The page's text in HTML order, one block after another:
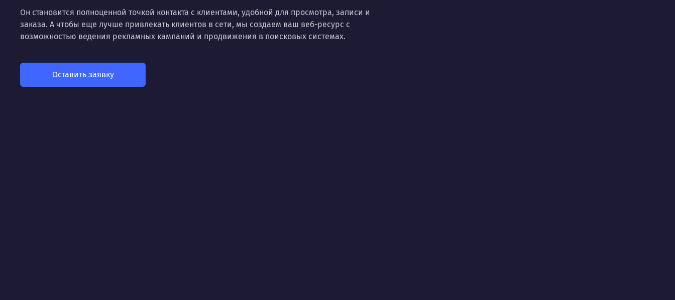
Он становится полноценной точкой контакта с клиентами, удобной для просмотра, записи и
заказа. А чтобы еще лучше привлекать клиентов в сети, мы создаем ваш веб-ресурс с
возможностью ведения рекламных кампаний и продвижения в поисковых системах.
Оставить заявку